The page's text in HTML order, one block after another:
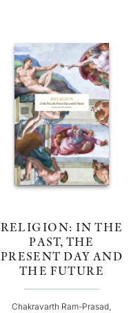
RELIGION: IN THE
PAST, THE
PRESENT DAY AND
THE FUTURE
Chakravarth Ram-Prasad,